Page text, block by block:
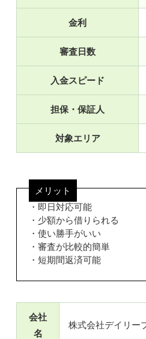
金利
審査日数
入金スピード
担保・保証人
対象エリア
メリット
・即日対応可能
・少額から借りられる
・使い勝手がいい
・審査が比較的簡単
・短期間返済可能
会社
名
株式会社デイリー